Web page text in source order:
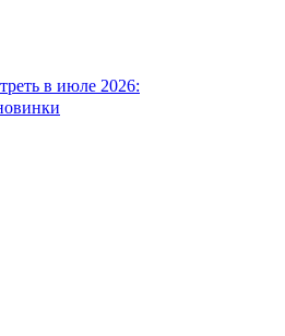
в июле 2026: